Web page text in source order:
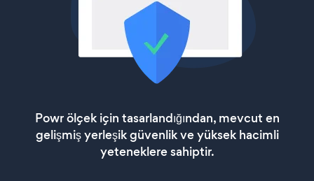
Powr ölçek için tasarlandığından, mevcut en
gelişmiş yerleşik güvenlik ve yüksek hacimli
yeteneklere sahiptir.